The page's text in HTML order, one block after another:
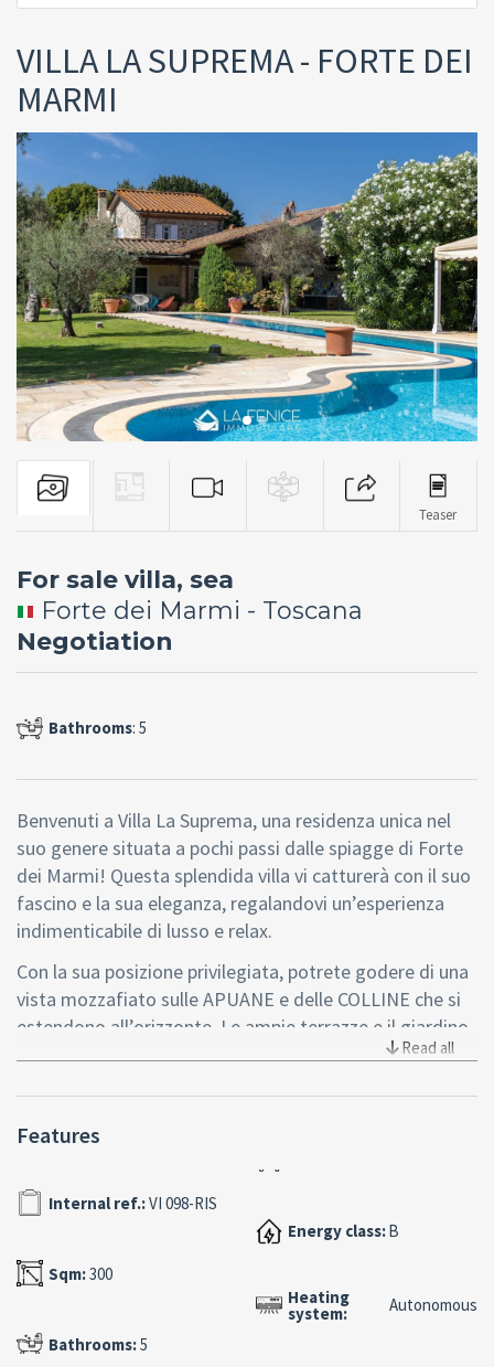
VILLA LA SUPREMA - FORTE DEI
MARMI
Teaser
For sale villa, sea
Forte dei Marmi - Toscana
Negotiation
Bathrooms: 5
Benvenuti a Villa La Suprema, una residenza unica nel
suo genere situata a pochi passi dalle spiagge di Forte
dei Marmi! Questa splendida villa vi catturerà con il suo
fascino e la sua eleganza, regalandovi un’esperienza
indimenticabile di lusso e relax.
Con la sua posizione privilegiata, potrete godere di una
vista mozzafiato sulle APUANE e delle COLLINE che si
estendono all’orizzonte. Le ampie terrazze e il giardino
curato vi permetteranno di trascorrere momenti di puro
Gli interni di Villa La Suprema sono altrettanto
affascinanti, con arredi di design, spazi luminosi e
confortevoli, e ogni comfort immaginabile. Le camere
da letto sono eleganti e accoglienti, ideali per riposare
in totale relax dopo una giornata di sole e mare.
Non mancheranno poi le cene gourmet preparate da
chef privati, che vi delizieranno con piatti prelibati della
cucina toscana e internazionale. E per chi ama il fitness,
Read all
Features
Internal ref.:VI 098-RIS
Sqm:300
Bathrooms:5
Energy class:B
Heating
system: Autonomous